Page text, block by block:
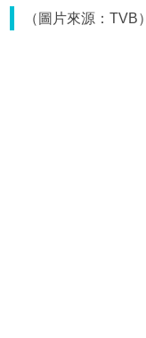
（圖片來源：TVB）